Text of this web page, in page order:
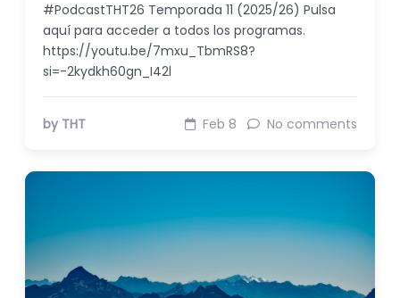
#PodcastTHT26 Temporada 11 (2025/26) Pulsa
aquí para acceder a todos los programas.
https://youtu.be/7mxu_TbmRS8?
si=-2kydkh60gn_I42l
by THT Feb 8 No comments